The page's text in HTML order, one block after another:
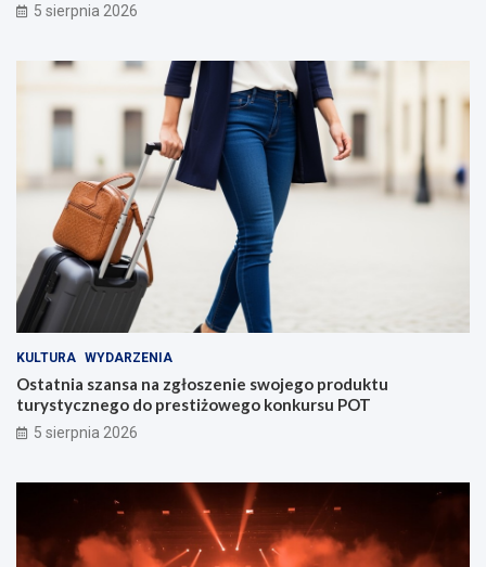
5 sierpnia 2026
KULTURA WYDARZENIA
Ostatnia szansa na zgłoszenie swojego produktu
turystycznego do prestiżowego konkursu POT
5 sierpnia 2026